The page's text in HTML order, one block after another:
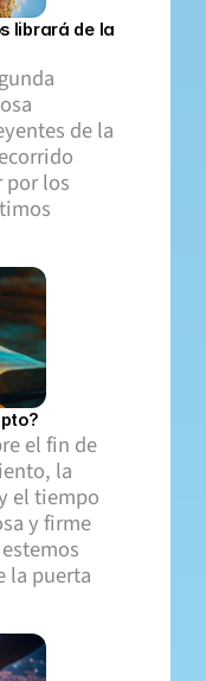
librará de la
de la
por los
el fin de
la
el tiempo
y firme
la puerta